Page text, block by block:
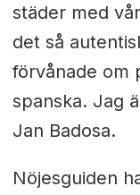
städer med
det så
förvånade om
spanska. Jag
Jan Badosa.
Nöjesguiden